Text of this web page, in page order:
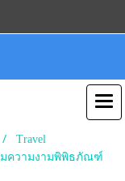
Travel
ความงามพิพิธภัณฑ์